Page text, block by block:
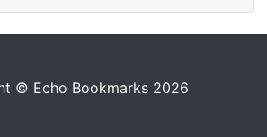
© Echo Bookmarks 2026